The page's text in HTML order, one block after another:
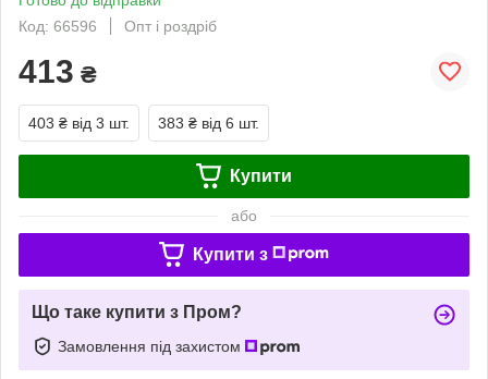
Код: 66596
Опт і роздріб
413 ₴
403 ₴ від 3 шт. 383 ₴ від 6 шт.
Купити
або
Купити з
Що таке купити з Пром?
Замовлення під захистом